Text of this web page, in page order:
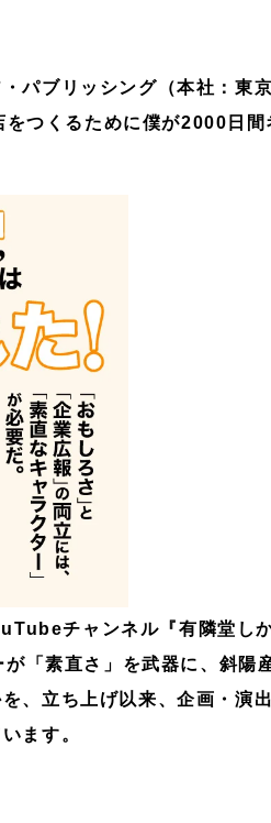
パブリッシング（本社：東
つくるために僕が2000日間
チャンネル『有隣堂し
「素直さ」を武器に、斜陽
、立ち上げ以来、企画・演
ます。